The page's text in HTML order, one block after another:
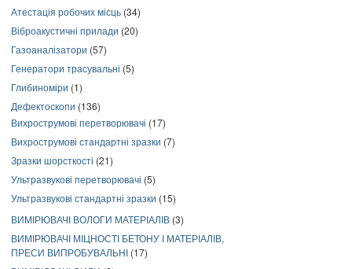
Атестація робочих місць (34)
Віброакустичні прилади (20)
Газоаналізатори (57)
Генератори трасувальні (5)
Глибиноміри (1)
Дефектоскопи (136)
Вихрострумові перетворювачі (17)
Вихрострумові стандартні зразки (7)
Зразки шорсткості (21)
Ультразвукові перетворювачі (5)
Ультразвукові стандартні зразки (15)
ВИМІРЮВАЧІ ВОЛОГИ МАТЕРІАЛІВ (3)
ВИМІРЮВАЧІ МІЦНОСТІ БЕТОНУ І МАТЕРІАЛІВ,
ПРЕСИ ВИПРОБУВАЛЬНІ (17)